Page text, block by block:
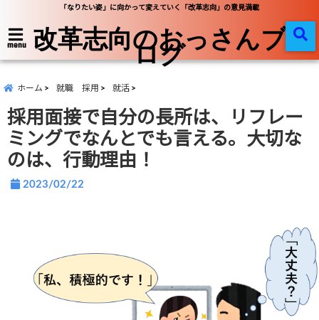
「なりたい姿」に向かって変えていく「改革志向」の意見満載
menu 改革志向のおっさんブ
ログ
ホーム 就職 採用 就活
採用面接で自分の長所は、リフレー
ミングでなんとでも言える。大切な
のは、行動理由！
2023/02/22